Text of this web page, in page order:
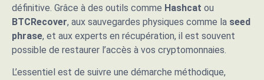
définitive. Grâce à des outils comme Hashcat ou
BTCRecover, aux sauvegardes physiques comme la seed
phrase, et aux experts en récupération, il est souvent
possible de restaurer l’accès à vos cryptomonnaies.
L’essentiel est de suivre une démarche méthodique,